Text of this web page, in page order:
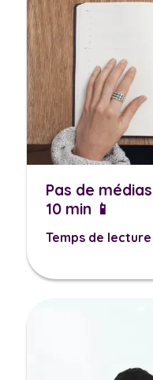
Pas de
10 min 📱
Temps de